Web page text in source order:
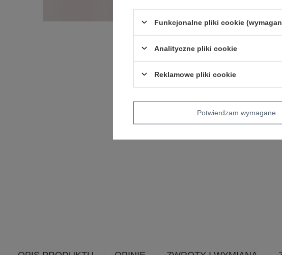
Funkcjonalne pliki cookie
Analityczne pliki cookie
Reklamowe pliki cookie
Potwierdzam wymagane